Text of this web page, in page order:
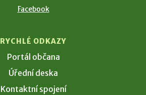
Facebook
RYCHLÉ ODKAZY
Portál občana
Úřední deska
Kontaktní spojení